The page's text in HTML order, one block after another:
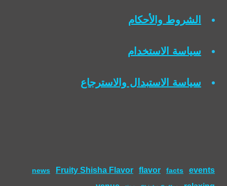
الشروط والأحكام
سياسة الاستخدام
سياسة الاستبدال والاسترجاع
events
facts
flavor
Fruity Shisha Flavor
news